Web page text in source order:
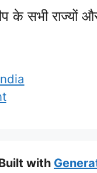
के सभी राज्यों
with